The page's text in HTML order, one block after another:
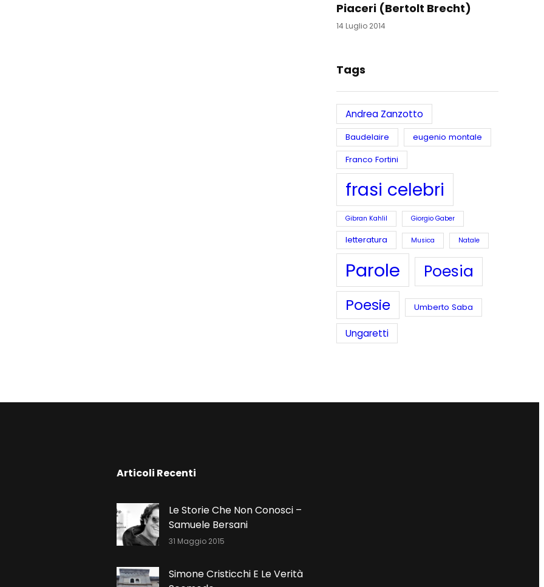
Piaceri (Bertolt Brecht)
14 Luglio 2014
Tags
Andrea Zanzotto
Baudelaire
eugenio montale
Franco Fortini
frasi celebri
Gibran Kahlil Giorgio Gaber
letteratura Musica Natale
Parole Poesia
Poesie Umberto Saba
Ungaretti
Articoli Recenti
Le Storie Che Non Conosci –
Samuele Bersani
31 Maggio 2015
Simone Cristicchi E Le Verità